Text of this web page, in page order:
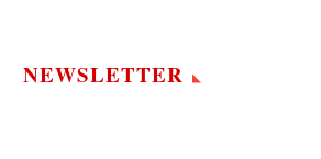
NEWSLETTER